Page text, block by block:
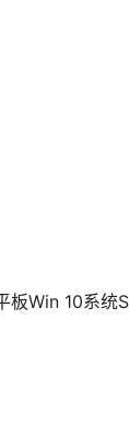
Win 10系统